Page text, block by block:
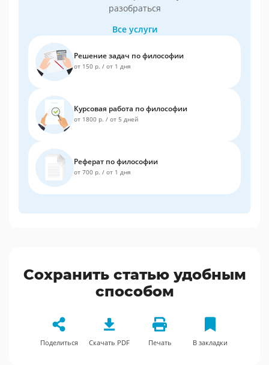
разобраться
Все услуги
Решение задач по философии
от 150 р. / от 1 дня
Курсовая работа по философии
от 1800 р. / от 5 дней
Реферат по философии
от 700 р. / от 1 дня
Сохранить статью удобным
способом
Поделиться Скачать PDF Печать В закладки